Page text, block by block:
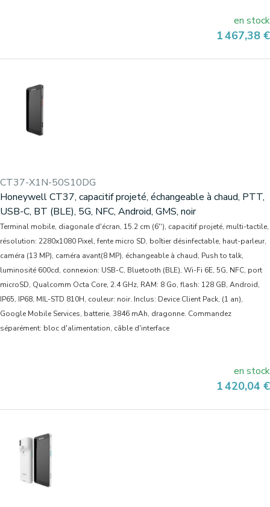
en stock
Prix
1 467,38 €
CT37-X1N-50S10DG
Honeywell CT37, capacitif projeté, échangeable à chaud, PTT,
USB-C, BT (BLE), 5G, NFC, Android, GMS, noir
Terminal mobile, diagonale d'écran, 15.2 cm (6''), capacitif projeté, multi-tactile,
résolution: 2280x1080 Pixel, fente micro SD, boîtier désinfectable, haut-parleur,
caméra (13 MP), caméra avant(8 MP), échangeable à chaud, Push to talk,
luminosité 600cd, connexion: USB-C, Bluetooth (BLE), Wi-Fi 6E, 5G, NFC, port
microSD, Qualcomm Octa Core, 2.4 GHz, RAM: 8 Go, flash: 128 GB, Android,
IP65, IP68, MIL-STD 810H, couleur: noir. Inclus: Device Client Pack, (1 an),
Google Mobile Services, batterie, 3846 mAh, dragonne. Commandez
séparément: bloc d'alimentation, câble d'interface
en stock
Prix
1 420,04 €